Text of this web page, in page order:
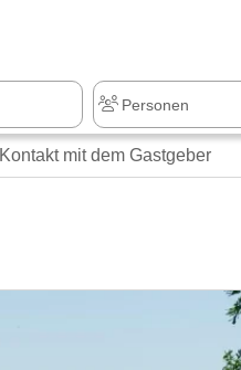
Kontakt mit dem Gastgeber